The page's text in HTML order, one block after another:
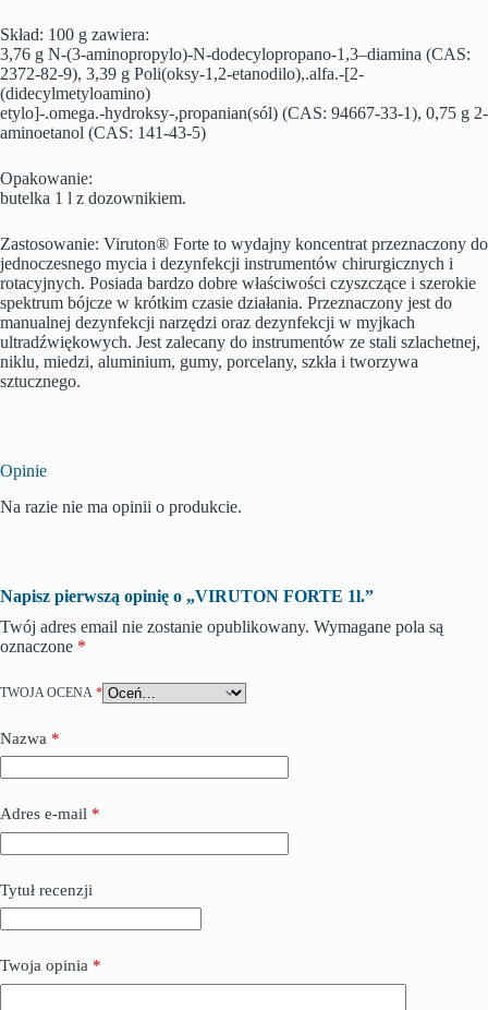
Skład: 100 g zawiera:
3,76 g N-(3-aminopropylo)-N-dodecylopropano-1,3–diamina (CAS:
2372-82-9), 3,39 g Poli(oksy-1,2-etanodilo),.alfa.-[2-
(didecylmetyloamino)
etylo]-.omega.-hydroksy-,propanian(sól) (CAS: 94667-33-1), 0,75 g 2-
aminoetanol (CAS: 141-43-5)
Opakowanie:
butelka 1 l z dozownikiem.
Zastosowanie: Viruton® Forte to wydajny koncentrat przeznaczony do
jednoczesnego mycia i dezynfekcji instrumentów chirurgicznych i
rotacyjnych. Posiada bardzo dobre właściwości czyszczące i szerokie
spektrum bójcze w krótkim czasie działania. Przeznaczony jest do
manualnej dezynfekcji narzędzi oraz dezynfekcji w myjkach
ultradźwiękowych. Jest zalecany do instrumentów ze stali szlachetnej,
niklu, miedzi, aluminium, gumy, porcelany, szkła i tworzywa
sztucznego.
Opinie
Na razie nie ma opinii o produkcie.
Napisz pierwszą opinię o „VIRUTON FORTE 1l.”
Twój adres email nie zostanie opublikowany. Wymagane pola są
oznaczone *
TWOJA OCENA *
Nazwa *
Adres e-mail *
Tytuł recenzji
Twoja opinia *